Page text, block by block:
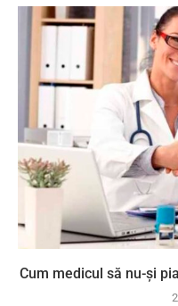
Cum medicul să nu-și